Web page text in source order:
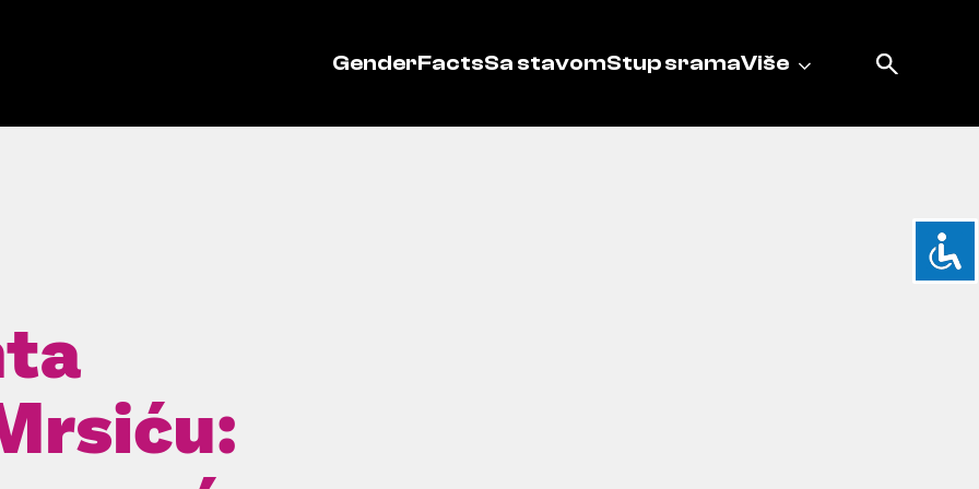
GenderFactsSa stavomStup sramaViše